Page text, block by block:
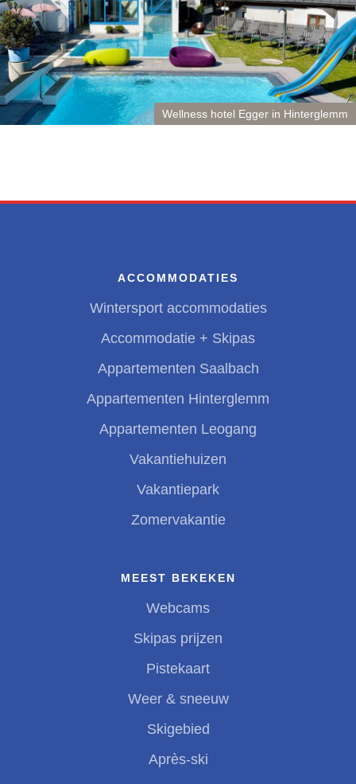
Wellness hotel Egger in Hinterglemm
ACCOMMODATIES
Wintersport accommodaties
Accommodatie + Skipas
Appartementen Saalbach
Appartementen Hinterglemm
Appartementen Leogang
Vakantiehuizen
Vakantiepark
Zomervakantie
MEEST BEKEKEN
Webcams
Skipas prijzen
Pistekaart
Weer & sneeuw
Skigebied
Après-ski